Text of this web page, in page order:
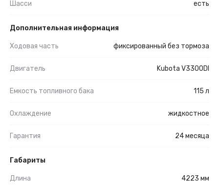
Шасси есть
Дополнительная информация
Ходовая часть фиксированный без тормоза
Двигатель Kubota V3300DI
Емкость топливного бака 115 л
Охлаждение жидкостное
Гарантия 24 месяца
Габариты
Длина 4223 мм